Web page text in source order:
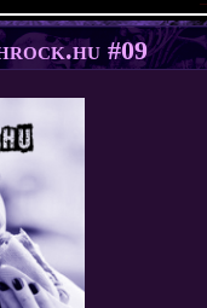
navigation
#09